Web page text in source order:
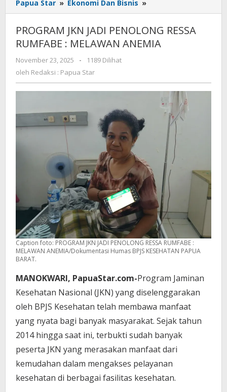
Papua Star » Ekonomi Dan Bisnis »
JKN
PENOLONG
RESSA
PROGRAM JKN JADI PENOLONG RESSA
RUMFABE : MELAWAN ANEMIA
November 23, 2025
oleh
Redaksi
-
1189 Dilihat
oleh Redaksi : Papua Star
Caption foto: PROGRAM JKN JADI PENOLONG RESSA RUMFABE :
MELAWAN ANEMIA/Dokumentasi Humas BPJS KESEHATAN PAPUA
BARAT.
MANOKWARI, PapuaStar.com-Program Jaminan
Kesehatan Nasional (JKN) yang diselenggarakan
oleh BPJS Kesehatan telah membawa manfaat
yang nyata bagi banyak masyarakat. Sejak tahun
2014 hingga saat ini, terbukti sudah banyak
peserta JKN yang merasakan manfaat dari
kemudahan dalam mengakses pelayanan
kesehatan di berbagai fasilitas kesehatan.